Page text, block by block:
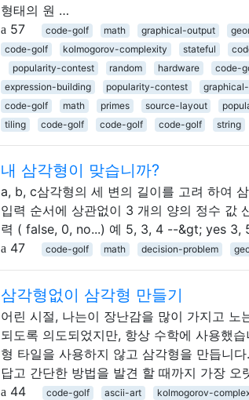
형태의 원 …
57
code-golf math graphical-output
code-golf
kolmogorov-complexity stateful
popularity-contest
random hardware code-
expression-building
popularity-contest
code-golf
math primes source-layout
tiling
code-golf code-golf code-golf string
내 삼각형이 맞습니까?
a, b, c삼각형의 세 변의 길이를 고려 하여
입력 순서에 상관없이 3 개의 양의 정수 값
력 ( false, 0, no...) 예 5, 3, 4 --&gt; yes 3,
47
code-golf math decision-problem
삼각형없이 삼각형 만들기
어린 시절, 나는이 장난감을 많이 가지고
되도록 의도되었지만, 항상 수학에 사용했
형 타일을 사용하지 않고 삼각형을 만듭니
답고 간단한 방법을 발견 할 때까지 가장 오
44
code-golf ascii-art kolmogorov-